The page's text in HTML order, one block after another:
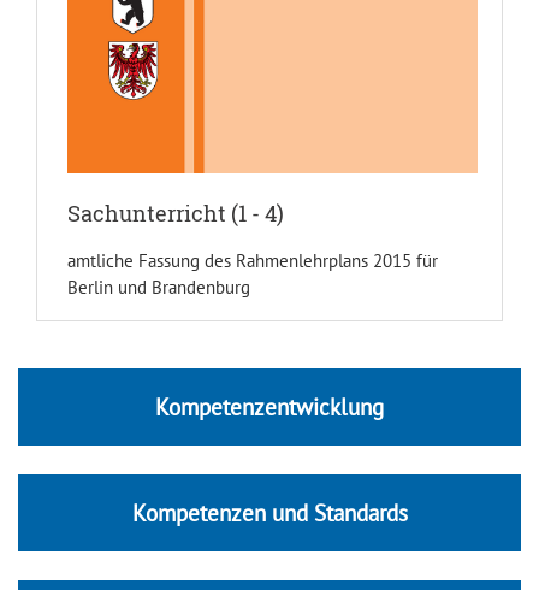
Sachunterricht (1 - 4)
amtliche Fassung des Rahmenlehrplans 2015 für
Berlin und Brandenburg
Kompetenzentwicklung
Kompetenzen und Standards